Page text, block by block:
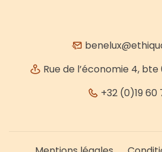
Rue de l’économie 4, bte
+32 (0)19 60